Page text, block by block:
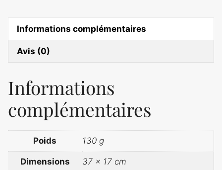
Informations complémentaires
Avis (0)
Informations
complémentaires
Poids 130 g
Dimensions 37 × 17 cm